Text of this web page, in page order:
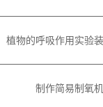
植物的呼吸作用实验
制作简易制氧